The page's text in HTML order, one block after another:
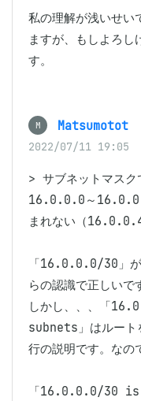
私の理解が浅いせい
ますが、もしよろ
す。
M Matsumotot
2022/07/11 19:05
> サブネットマス
16.0.0.0～
まれない（
「16.0.0.0/30」が
らの認識で正しいで
しかし、、、「
subnets」はルート
行の説明です。なの
「16.0.0.0/30 is